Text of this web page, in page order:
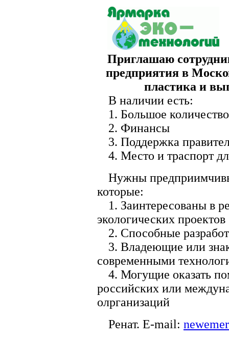
Приглашаю
предприятия в
пластика и
В наличии есть:
1. Большое
2. Финансы
3. Поддержка
4. Место и траспорт
Нужны
которые:
1. Заинтересованы в
экологических проектов
2. Способные
3. Владеющие или
современными
4. Могущие оказать
российских или
олрганизаций
Ренат. E-mail: